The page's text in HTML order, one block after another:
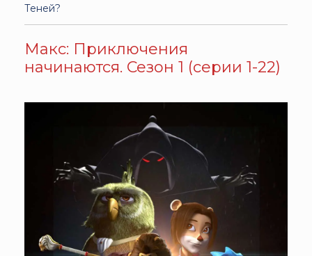
Теней?
Макс: Приключения
начинаются. Сезон 1 (серии 1-22)